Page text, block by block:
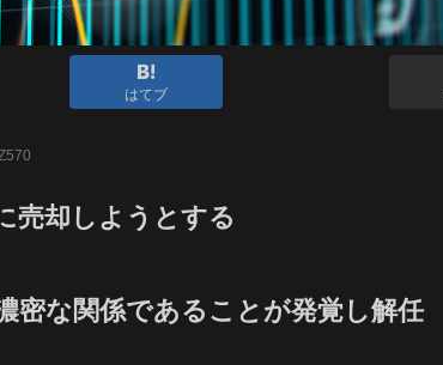
はてブ
売却しようとする
密な関係であることが発覚し解任